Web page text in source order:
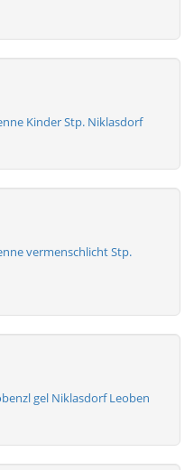
Kinder Stp. Niklasdorf
vermenschlicht Stp.
gel Niklasdorf Leoben